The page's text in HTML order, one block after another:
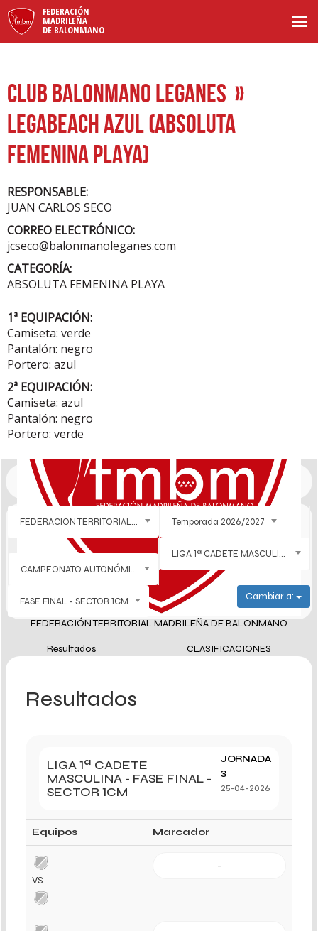
FEDERACIÓN
MADRILEÑA
DE BALONMANO
CLUB BALONMANO LEGANES »
LEGABEACH AZUL (ABSOLUTA
FEMENINA PLAYA)
RESPONSABLE:
JUAN CARLOS SECO
CORREO ELECTRÓNICO:
jcseco@balonmanoleganes.com
CATEGORÍA:
ABSOLUTA FEMENINA PLAYA
1ª EQUIPACIÓN:
Camiseta: verde
Pantalón: negro
Portero: azul
2ª EQUIPACIÓN:
Camiseta: azul
Pantalón: negro
Portero: verde